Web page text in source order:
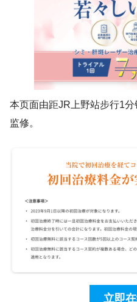
本页面由距JR上野站步行1
监修。
立即